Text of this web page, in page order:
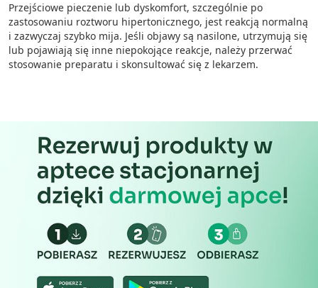
Przejściowe pieczenie lub dyskomfort, szczególnie po
zastosowaniu roztworu hipertonicznego, jest reakcją normalną
i zazwyczaj szybko mija. Jeśli objawy są nasilone, utrzymują się
lub pojawiają się inne niepokojące reakcje, należy przerwać
stosowanie preparatu i skonsultować się z lekarzem.